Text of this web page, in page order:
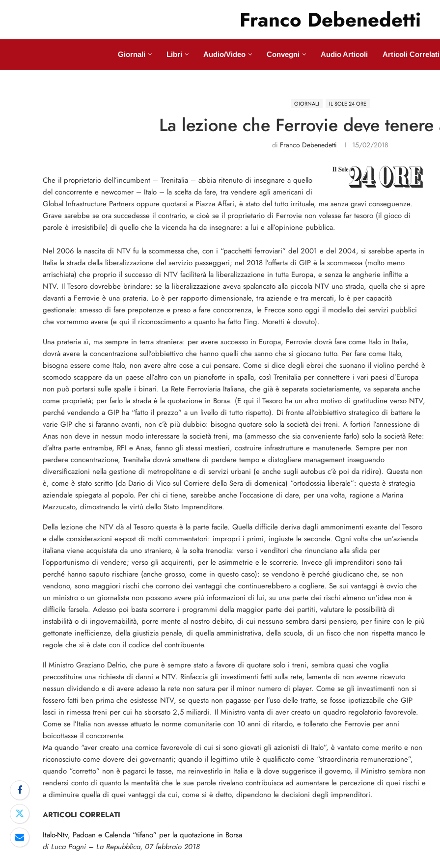
Franco Debenedetti
Giornali Libri Audio/Video Convegni Audio Articoli Articoli Correlati
GIORNALI IL SOLE 24 ORE
La lezione che Ferrovie deve
di Franco Debenedetti 15/02/2018
Che il proprietario dell’incumbent – Trenitalia – abbia ritenuto di insegnare a quello
del concorrente e newcomer – Italo – la scelta da fare, tra vendere agli americani di
Global Infrastructure Partners oppure quotarsi a Piazza Affari, è stato del tutto irrituale, ma senza gravi conseguenze.
Grave sarebbe se ora succedesse il contrario, e cioè se il proprietario di Ferrovie non volesse far tesoro (il gioco di
parole è irresistibile) di quello che la vicenda ha da insegnare: a lui e all’opinione pubblica.
Nel 2006 la nascita di NTV fu la scommessa che, con i “pacchetti ferroviari” del 2001 e del 2004, si sarebbe aperta in
Italia la strada della liberalizzazione del servizio passeggeri; nel 2018 l’offerta di GIP è la scommessa (molto meno
arrischiata) che proprio il successo di NTV faciliterà la liberalizzazione in tutta Europa, e senza le angherie inflitte a
NTV. Il Tesoro dovrebbe brindare: se la liberalizzazione aveva spalancato alla piccola NTV una strada, quella che si apre
davanti a Ferrovie è una prateria. Lo è per rapporto dimensionale, tra aziende e tra mercati, lo è per capacità
gestionale: smesso di fare prepotenze e preso a fare concorrenza, le Frecce sono oggi il modello dei servizi pubblici
che vorremmo avere (e qui il riconoscimento a quanto ha fatto l’ing. Moretti è dovuto).
Una prateria sì, ma sempre in terra straniera: per avere successo in Europa, Ferrovie dovrà fare come Italo in Italia,
dovrà avere la concentrazione sull’obbiettivo che hanno quelli che sanno che si giocano tutto. Per fare come Italo,
bisogna essere come Italo, non avere altre cose a cui pensare. Come si dice degli ebrei che suonano il violino perché è
scomodo scappare da un paese all’altro con un pianoforte in spalla, così Trenitalia per connettere i vari paesi d’Europa
non può portarsi sulle spalle i binari. La Rete Ferroviaria Italiana, che già è separata societariamente, va separata anche
come proprietà; per farlo la strada è la quotazione in Borsa. (E qui il Tesoro ha un altro motivo di gratitudine verso NTV,
perché vendendo a GIP ha “fatto il prezzo” a un livello di tutto rispetto). Di fronte all’obbiettivo strategico di battere le
varie GIP che si faranno avanti, non c’è più dubbio: bisogna quotare solo la società dei treni. A fortiori l’annessione di
Anas non deve in nessun modo interessare la società treni, ma (ammesso che sia conveniente farlo) solo la società Rete:
d’altra parte entrambe, RFI e Anas, fanno gli stessi mestieri, costruire infrastrutture e manutenerle. Sempre per non
perdere concentrazione, Trenitalia dovrà smettere di perdere tempo e distogliere management inseguendo
diversificazioni nella gestione di metropolitane e di servizi urbani (e anche sugli autobus c’è poi da ridire). Questa non
è, come è stato scritto (da Dario di Vico sul Corriere della Sera di domenica) “ortodossia liberale”: questa è strategia
aziendale spiegata al popolo. Per chi ci tiene, sarebbe anche l’occasione di dare, per una volta, ragione a Marina
Mazzucato, dimostrando le virtù dello Stato Imprenditore.
Della lezione che NTV dà al Tesoro questa è la parte facile. Quella difficile deriva dagli ammonimenti ex-ante del Tesoro
e dalle considerazioni ex-post di molti commentatori: impropri i primi, ingiuste le seconde. Ogni volta che un’azienda
italiana viene acquistata da uno straniero, è la solta trenodia: verso i venditori che rinunciano alla sfida per
l’opportunismo di vendere; verso gli acquirenti, per le asimmetrie e le scorrerie. Invece gli imprenditori sono tali
perché hanno saputo rischiare (anche grosso, come in questo caso): se vendono è perché giudicano che, se non
vendono, sono maggiori rischi che corrono dei vantaggi che continuerebbero a cogliere. Se sui vantaggi è ovvio che
un ministro o un giornalista non possono avere più informazioni di lui, su una parte dei rischi almeno un’idea non è
difficile farsela. Adesso poi basta scorrere i programmi della maggior parte dei partiti, valutare le possibilità di
instabilità o di ingovernabilità, porre mente al nostro debito, di cui nessuno sembra darsi pensiero, per finire con le più
gettonate inefficienze, della giustizia penale, di quella amministrativa, della scuola, di un fisco che non rispetta manco le
regole che si è date con il codice del contribuente.
Il Ministro Graziano Delrio, che pure è sempre stato a favore di quotare solo i treni, sembra quasi che voglia
precostituire una richiesta di danni a NTV. Rinfaccia gli investimenti fatti sulla rete, lamenta di non averne ricevuto
nessun dividendo e di avere adesso la rete non satura per il minor numero di player. Come se gli investimenti non si
fossero fatti ben prima che esistesse NTV, se questa non pagasse per l’uso delle tratte, se fosse ipotizzabile che GIP
lasci in rimessa treni per cui ha sborsato 2,5 miliardi. Il Ministro vanta di aver creato un quadro regolatorio favorevole.
Come se l’Italia non avesse attuato le norme comunitarie con 10 anni di ritardo, e tollerato che Ferrovie per anni
boicottasse il concorrente.
Ma quando “aver creato una cornice favorevole di cui si sono giovati gli azionisti di Italo”, è vantato come merito e non
riconosciuto come dovere dei governanti; quando il legittimo utile è qualificato come “straordinaria remunerazione”,
quando “corretto” non è pagarci le tasse, ma reinvestirlo in Italia e là dove suggerisce il governo, il Ministro sembra non
rendersi conto di quanto la mentalità che le sue parole rivelano contribuisca ad aumentare le percezione di quei rischi e
a diminuire quella di quei vantaggi da cui, come si è detto, dipendono le decisioni degli imprenditori.
ARTICOLI CORRELATI
Italo-Ntv, Padoan e Calenda “tifano” per la quotazione in Borsa
di Luca Pagni – La Repubblica, 07 febbraio 2018